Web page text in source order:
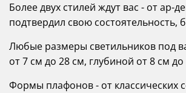
Более двух стилей ждут вас - от
подтвердил свою
Любые размеры светильников под
от 7 см до 28 см, глубиной от 8 см до
Формы плафонов - от классических